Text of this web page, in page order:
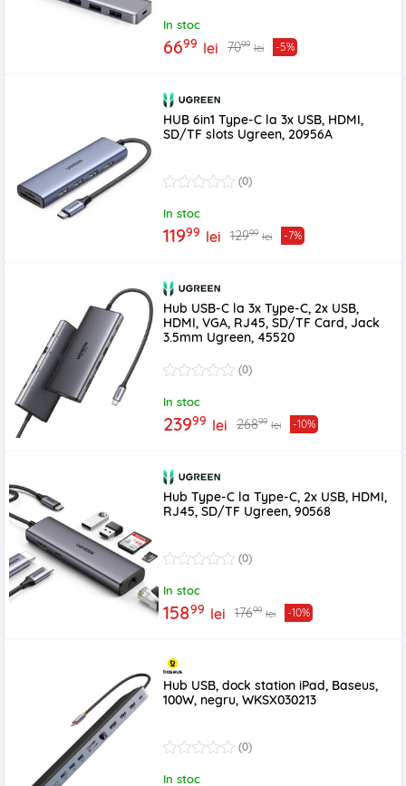
In stoc
6699 lei 7099 lei -5%
HUB 6in1 Type-C la 3x USB, HDMI,
SD/TF slots Ugreen, 20956A
(0)
In stoc
11999 lei 12999 lei -7%
Hub USB-C la 3x Type-C, 2x USB,
HDMI, VGA, RJ45, SD/TF Card, Jack
3.5mm Ugreen, 45520
(0)
In stoc
23999 lei 26899 lei -10%
Hub Type-C la Type-C, 2x USB, HDMI,
RJ45, SD/TF Ugreen, 90568
(0)
In stoc
15899 lei 17699 lei -10%
Hub USB, dock station iPad, Baseus,
100W, negru, WKSX030213
(0)
In stoc